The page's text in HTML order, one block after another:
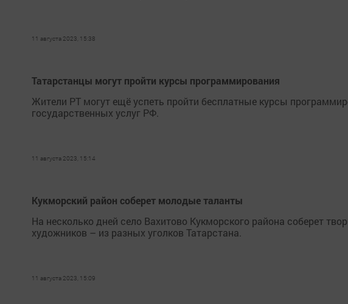
11 августа 2023, 15:38
Татарстанцы могут пройти курсы программирования
Жители РТ могут ещё успеть пройти бесплатные курсы
государственных услуг РФ.
11 августа 2023, 15:14
Кукморский район соберет молодые таланты
На несколько дней село Вахитово Кукморского района соберет
художников – из разных уголков Татарстана.
11 августа 2023, 15:09